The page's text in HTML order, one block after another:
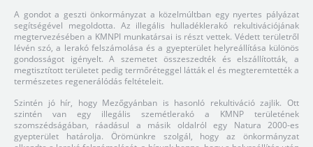
A gondot a geszti önkormányzat a közelmúltban egy nyertes pályázat
segítségével megoldotta. Az illegális hulladéklerakó rekultivációjának
megtervezésében a KMNPI munkatársai is részt vettek. Védett területről
lévén szó, a lerakó felszámolása és a gyepterület helyreállítása különös
gondosságot igényelt. A szemetet összeszedték és elszállították, a
megtisztított területet pedig termőréteggel látták el és megteremtették a
természetes regenerálódás feltételeit.
Szintén jó hír, hogy Mezőgyánban is hasonló rekultiváció zajlik. Ott
szintén van egy illegális szemétlerakó a KMNP területének
szomszédságában, ráadásul a másik oldalról egy Natura 2000-es
gyepterület határolja. Örömünkre szolgál, hogy az önkormányzat